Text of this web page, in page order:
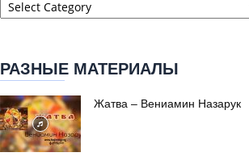
сайта
РАЗНЫЕ МАТЕРИАЛЫ
Жатва – Вениамин Назарук